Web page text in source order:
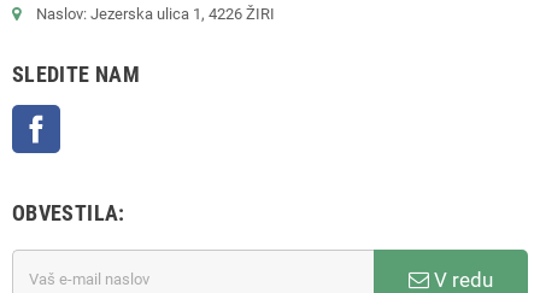
Naslov: Jezerska ulica 1, 4226 ŽIRI
SLEDITE NAM
OBVESTILA:
V redu